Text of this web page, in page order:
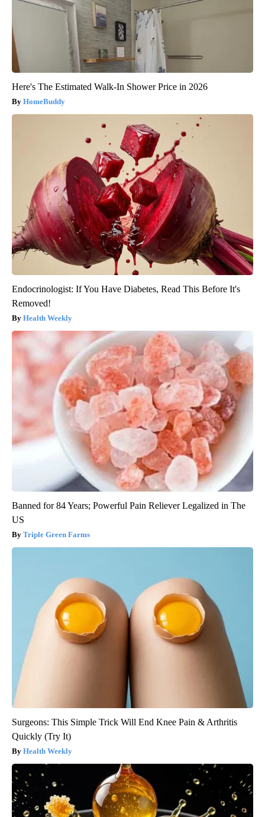
Here's The Estimated Walk-In Shower Price in 2026
HomeBuddy
Endocrinologist: If You Have Diabetes, Read This Before It's
Removed!
Health Weekly
Banned for 84 Years; Powerful Pain Reliever Legalized in The
US
Triple Green Farms
Surgeons: This Simple Trick Will End Knee Pain & Arthritis
Quickly (Try It)
Health Weekly